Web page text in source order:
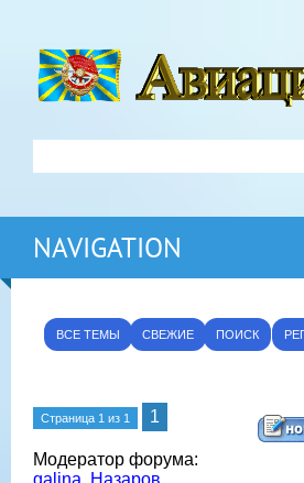
NAVIGATION
ВСЕ ТЕМЫ СВЕЖИЕ ПОИСК
Страница 1 из 1 1
Модератор форума:
galina, Назаров,